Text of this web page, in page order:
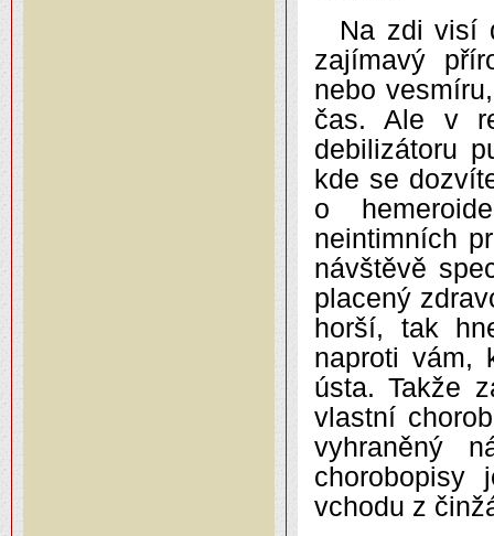
Na zdi visí
zajímavý
nebo
čas. Ale v
debilizátoru
kde se
o
neintimních
návštěvě
placený
horší, tak
naproti vám,
ústa. Takže
vlastní
vyhraněný
chorobopisy
vchodu z